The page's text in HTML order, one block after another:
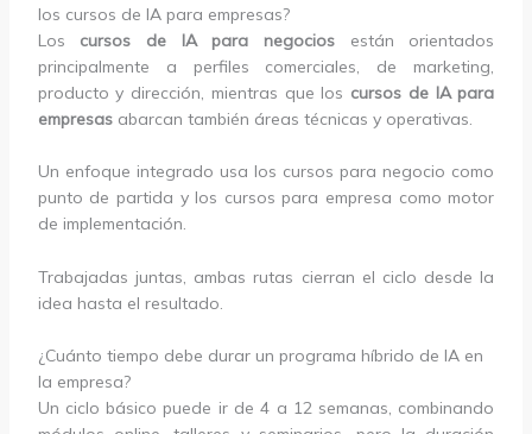
los cursos de IA para empresas?
Los cursos de IA para negocios están orientados
principalmente a perfiles comerciales, de marketing,
producto y dirección, mientras que los cursos de IA para
empresasabarcan también áreas técnicas y operativas.
Un enfoque integrado usa los cursos para negocio como
punto de partida y los cursos para empresa como motor
de implementación.
Trabajadas juntas, ambas rutas cierran el ciclo desde la
idea hasta el resultado.
¿Cuánto tiempo debe durar un programa híbrido de IA en
la empresa?
Un ciclo básico puede ir de 4 a 12 semanas, combinando